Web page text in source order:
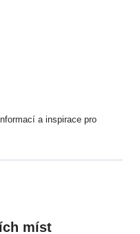
a inspirace pro
míst